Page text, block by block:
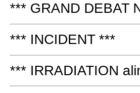
*** GRAND DEBAT
*** INCIDENT ***
*** IRRADIATION